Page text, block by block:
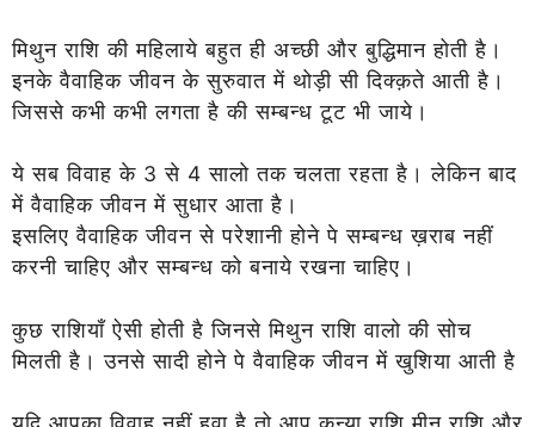
मिथुन राशि की महिलाये बहुत ही अच्छी और बुद्धिमान होती है।
इनके वैवाहिक जीवन के सुरुवात में थोड़ी सी दिक्क़ते आती है।
जिससे कभी कभी लगता है की सम्बन्ध टूट भीजाये।
ये सब विवाह के 3 से 4 सालो तक चलता रहता है। लेकिन बाद
में वैवाहिक जीवन में सुधार आता है।
इसलिए वैवाहिक जीवन से परेशानी होने पे सम्बन्ध ख़राब नहीं
करनी चाहिए और सम्बन्ध को बनाये रखना चाहिए।
कुछ राशियाँ ऐसी होती है जिनसे मिथुन राशि वालो की सोच
मिलती है। उनसे सादी होने पे वैवाहिक जीवन में खुशिया आती है